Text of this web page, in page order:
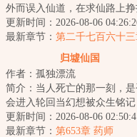
外而误入仙道，在求仙路上
前行。仙路难于登天，面对重
险阻，他的求道...
更新时间：2026-08-06
最新章节： 第二千七百六十
归墟仙国
作者：孤独漂流
简介：当人死亡的那一刻，
会进入轮回当幻想被众生铭记
是否能幻想成真当权贵和平民
处，是否能继续...
更新时间：2026-08-06
最新章节： 第653章 药师